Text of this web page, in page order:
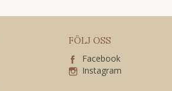
FÖLJ OSS
Facebook
Instagram